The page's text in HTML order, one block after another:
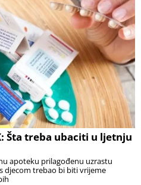
Šta treba ubaciti u ljetnju
apoteku prilagođenu uzrastu
djecom trebao bi biti vrijeme